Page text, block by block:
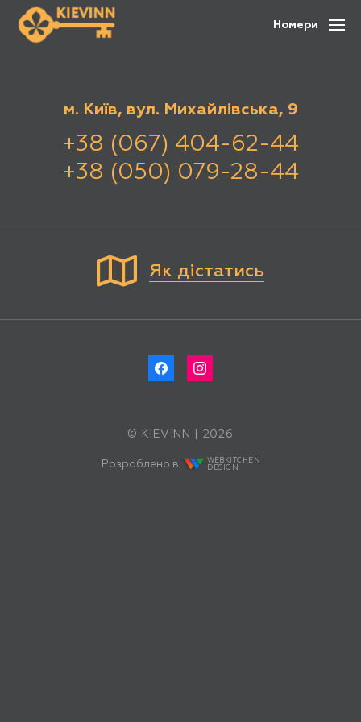
Номери
Як дістатись
м. Київ, вул. Михайлівська, 9
+38 (067) 404-62-44
+38 (050) 079-28-44
© KIEVINN | 2026
Розроблено в
WEBKITCHEN
DESIGN